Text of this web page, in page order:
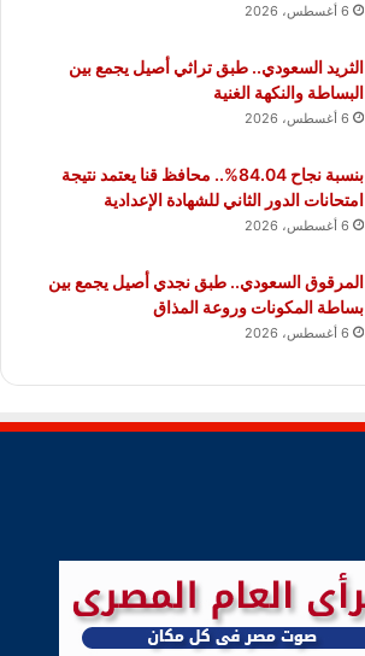
6 أغسطس، 2026
الثريد السعودي.. طبق تراثي أصيل يجمع بين
البساطة والنكهة الغنية
6 أغسطس، 2026
بنسبة نجاح 84.04%.. محافظ قنا يعتمد نتيجة
امتحانات الدور الثاني للشهادة الإعدادية
6 أغسطس، 2026
المرقوق السعودي.. طبق نجدي أصيل يجمع بين
بساطة المكونات وروعة المذاق
6 أغسطس، 2026